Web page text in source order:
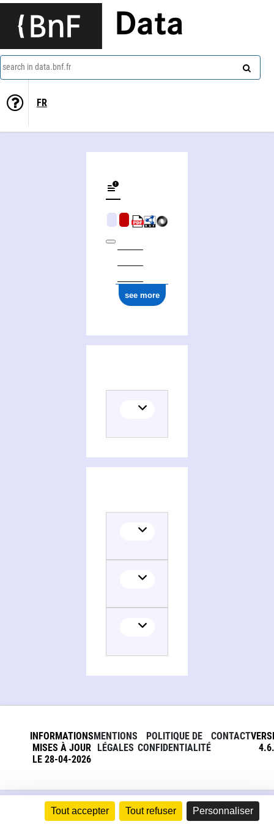
Tout accepter Tout refuser Personnaliser
Data
search in data.bnf.fr
FR
see more
INFORMATIONS
MISES À JOUR
LE 28-04-2026
MENTIONS
LÉGALES
POLITIQUE DE
CONFIDENTIALITÉ
CONTACT